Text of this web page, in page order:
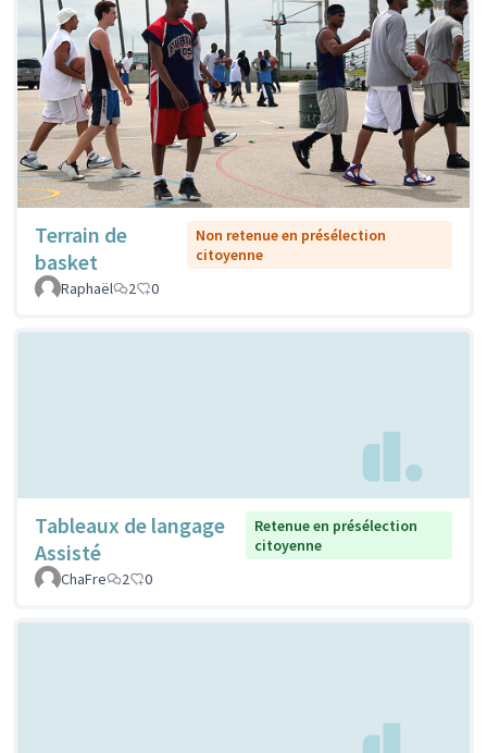
Terrain de
basket
Non retenue en présélection
citoyenne
Raphaël
2 0
Tableaux de langage
Assisté
Retenue en présélection
citoyenne
ChaFre
2 0